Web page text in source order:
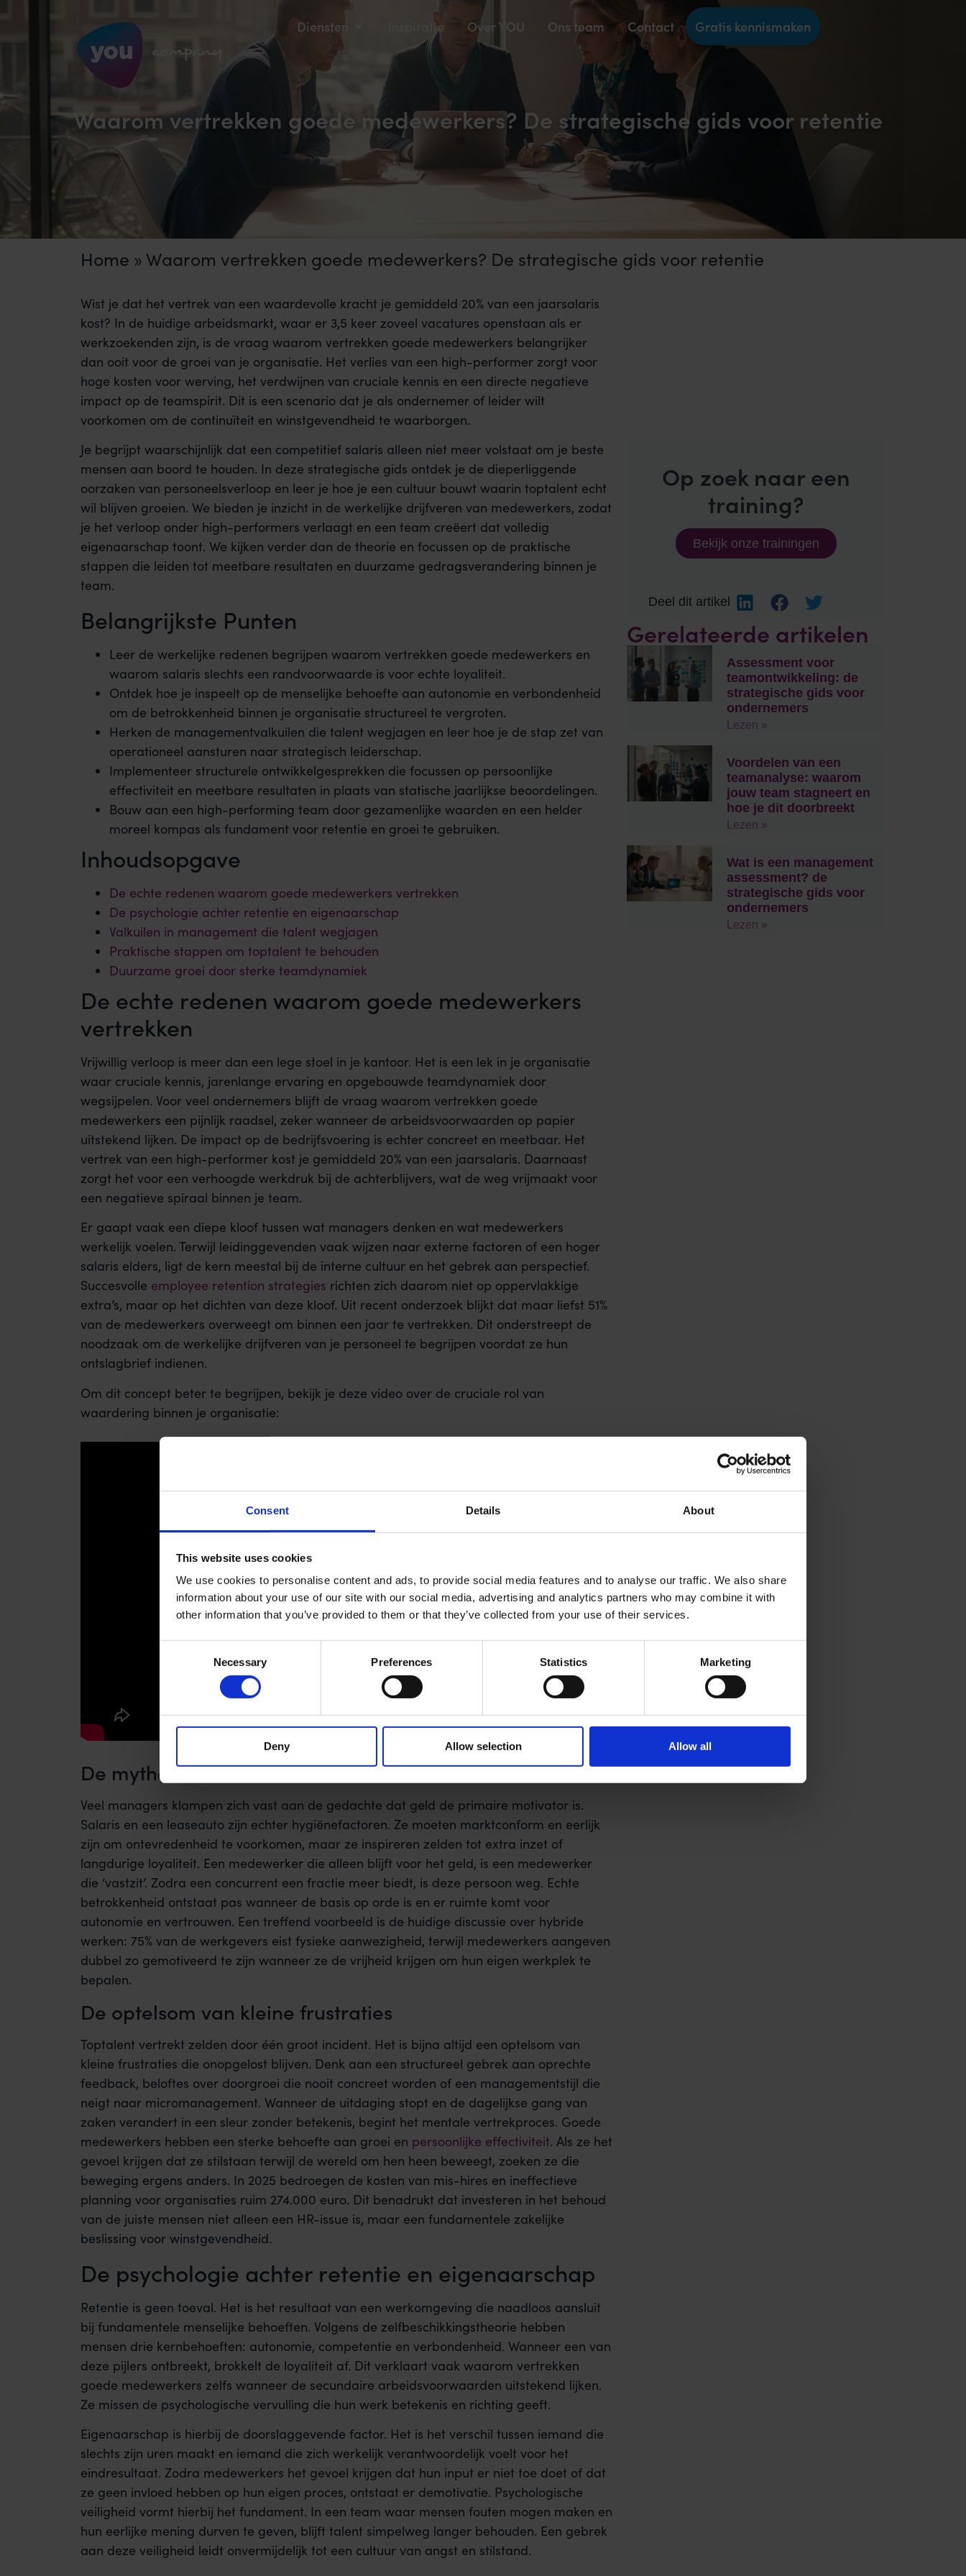
Consent Details About
This website uses cookies
We use cookies to personalise content and ads, to provide social media features and to analyse our traffic. We also share
information about your use of our site with our social media, advertising and analytics partners who may combine it with
other information that you’ve provided to them or that they’ve collected from your use of their services.
Necessary Preferences Statistics Marketing
Deny Allow selection Allow all
Diensten Inspiratie Over YOU Ons team Contact Gratis kennismaken
Waarom vertrekken goede medewerkers? De strategische gids voor retentie
Home » Waarom vertrekken goede medewerkers? De strategische gids voor retentie
Wist je dat het vertrek van een waardevolle kracht je gemiddeld 20% van een jaarsalaris
kost? In de huidige arbeidsmarkt, waar er 3,5 keer zoveel vacatures openstaan als er
werkzoekenden zijn, is de vraag waarom vertrekken goede medewerkers belangrijker
dan ooit voor de groei van je organisatie. Het verlies van een high-performer zorgt voor
hoge kosten voor werving, het verdwijnen van cruciale kennis en een directe negatieve
impact op de teamspirit. Dit is een scenario dat je als ondernemer of leider wilt
voorkomen om de continuïteit en winstgevendheid te waarborgen.
Je begrijpt waarschijnlijk dat een competitief salaris alleen niet meer volstaat om je beste
mensen aan boord te houden. In deze strategische gids ontdek je de dieperliggende
oorzaken van personeelsverloop en leer je hoe je een cultuur bouwt waarin toptalent echt
wil blijven groeien. We bieden je inzicht in de werkelijke drijfveren van medewerkers, zodat
je het verloop onder high-performers verlaagt en een team creëert dat volledig
eigenaarschap toont. We kijken verder dan de theorie en focussen op de praktische
stappen die leiden tot meetbare resultaten en duurzame gedragsverandering binnen je
team.
Belangrijkste Punten
Leer de werkelijke redenen begrijpen waarom vertrekken goede medewerkers en
waarom salaris slechts een randvoorwaarde is voor echte loyaliteit.
Ontdek hoe je inspeelt op de menselijke behoefte aan autonomie en verbondenheid
om de betrokkenheid binnen je organisatie structureel te vergroten.
Herken de managementvalkuilen die talent wegjagen en leer hoe je de stap zet van
operationeel aansturen naar strategisch leiderschap.
Implementeer structurele ontwikkelgesprekken die focussen op persoonlijke
effectiviteit en meetbare resultaten in plaats van statische jaarlijkse beoordelingen.
Bouw aan een high-performing team door gezamenlijke waarden en een helder
moreel kompas als fundament voor retentie en groei te gebruiken.
Inhoudsopgave
De echte redenen waarom goede medewerkers vertrekken
De psychologie achter retentie en eigenaarschap
Valkuilen in management die talent wegjagen
Praktische stappen om toptalent te behouden
Duurzame groei door sterke teamdynamiek
De echte redenen waarom goede medewerkers
vertrekken
Vrijwillig verloop is meer dan een lege stoel in je kantoor. Het is een lek in je organisatie
waar cruciale kennis, jarenlange ervaring en opgebouwde teamdynamiek door
wegsijpelen. Voor veel ondernemers blijft de vraag waarom vertrekken goede
medewerkers een pijnlijk raadsel, zeker wanneer de arbeidsvoorwaarden op papier
uitstekend lijken. De impact op de bedrijfsvoering is echter concreet en meetbaar. Het
vertrek van een high-performer kost je gemiddeld 20% van een jaarsalaris. Daarnaast
zorgt het voor een verhoogde werkdruk bij de achterblijvers, wat de weg vrijmaakt voor
een negatieve spiraal binnen je team.
Er gaapt vaak een diepe kloof tussen wat managers denken en wat medewerkers
werkelijk voelen. Terwijl leidinggevenden vaak wijzen naar externe factoren of een hoger
salaris elders, ligt de kern meestal bij de interne cultuur en het gebrek aan perspectief.
Succesvolle employee retention strategies richten zich daarom niet op oppervlakkige
extra’s, maar op het dichten van deze kloof. Uit recent onderzoek blijkt dat maar liefst 51%
van de medewerkers overweegt om binnen een jaar te vertrekken. Dit onderstreept de
noodzaak om de werkelijke drijfveren van je personeel te begrijpen voordat ze hun
ontslagbrief indienen.
Om dit concept beter te begrijpen, bekijk je deze video over de cruciale rol van
waardering binnen je organisatie:
De mythe van het salaris
Veel managers klampen zich vast aan de gedachte dat geld de primaire motivator is.
Salaris en een leaseauto zijn echter hygiënefactoren. Ze moeten marktconform en eerlijk
zijn om ontevredenheid te voorkomen, maar ze inspireren zelden tot extra inzet of
langdurige loyaliteit. Een medewerker die alleen blijft voor het geld, is een medewerker
die ‘vastzit’. Zodra een concurrent een fractie meer biedt, is deze persoon weg. Echte
betrokkenheid ontstaat pas wanneer de basis op orde is en er ruimte komt voor
autonomie en vertrouwen. Een treffend voorbeeld is de huidige discussie over hybride
werken: 75% van de werkgevers eist fysieke aanwezigheid, terwijl medewerkers aangeven
dubbel zo gemotiveerd te zijn wanneer ze de vrijheid krijgen om hun eigen werkplek te
bepalen.
De optelsom van kleine frustraties
Toptalent vertrekt zelden door één groot incident. Het is bijna altijd een optelsom van
kleine frustraties die onopgelost blijven. Denk aan een structureel gebrek aan oprechte
feedback, beloftes over doorgroei die nooit concreet worden of een managementstijl die
neigt naar micromanagement. Wanneer de uitdaging stopt en de dagelijkse gang van
zaken verandert in een sleur zonder betekenis, begint het mentale vertrekproces. Goede
medewerkers hebben een sterke behoefte aan groei en persoonlijke effectiviteit. Als ze het
gevoel krijgen dat ze stilstaan terwijl de wereld om hen heen beweegt, zoeken ze die
beweging ergens anders. In 2025 bedroegen de kosten van mis-hires en ineffectieve
planning voor organisaties ruim 274.000 euro. Dit benadrukt dat investeren in het behoud
van de juiste mensen niet alleen een HR-issue is, maar een fundamentele zakelijke
beslissing voor winstgevendheid.
De psychologie achter retentie en eigenaarschap
Retentie is geen toeval. Het is het resultaat van een werkomgeving die naadloos aansluit
bij fundamentele menselijke behoeften. Volgens de zelfbeschikkingstheorie hebben
mensen drie kernbehoeften: autonomie, competentie en verbondenheid. Wanneer een van
deze pijlers ontbreekt, brokkelt de loyaliteit af. Dit verklaart vaak waarom vertrekken
goede medewerkers zelfs wanneer de secundaire arbeidsvoorwaarden uitstekend lijken.
Ze missen de psychologische vervulling die hun werk betekenis en richting geeft.
Eigenaarschap is hierbij de doorslaggevende factor. Het is het verschil tussen iemand die
slechts zijn uren maakt en iemand die zich werkelijk verantwoordelijk voelt voor het
eindresultaat. Zodra medewerkers het gevoel krijgen dat hun input er niet toe doet of dat
ze geen invloed hebben op hun eigen proces, ontstaat er demotivatie. Psychologische
veiligheid vormt hierbij het fundament. In een team waar mensen fouten mogen maken en
hun eerlijke mening durven te geven, blijft talent simpelweg langer behouden. Een gebrek
aan deze veiligheid leidt onvermijdelijk tot een cultuur van angst en stilstand.
Op zoek naar een
training?
Bekijk onze trainingen
Deel dit artikel
Gerelateerde artikelen
Assessment voor
teamontwikkeling: de
strategische gids voor
ondernemers
Lezen »
Voordelen van een
teamanalyse: waarom
jouw team stagneert en
hoe je dit doorbreekt
Lezen »
Wat is een management
assessment? de
strategische gids voor
ondernemers
Lezen »